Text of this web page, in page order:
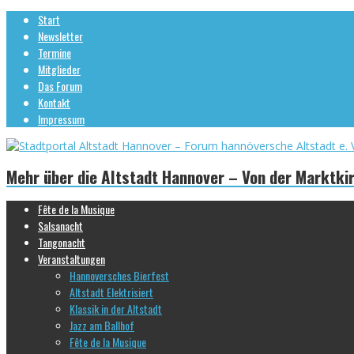
Start
Newsletter
Termine
Mitglieder
Das Forum
Kontakt
Impressum
Mehr über die Altstadt Hannover – Von der
Fête de la Musique
Salsanacht
Tangonacht
Veranstaltungen
Hannoversches Bierfest
Altstadt Elektrisiert
Klassik in der Altstadt
Jazz am Ballhof
Fête de la Musique